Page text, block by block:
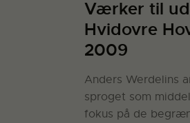
Værker til
Hvidovre
2009
Anders Werdelins
sproget som
fokus på de